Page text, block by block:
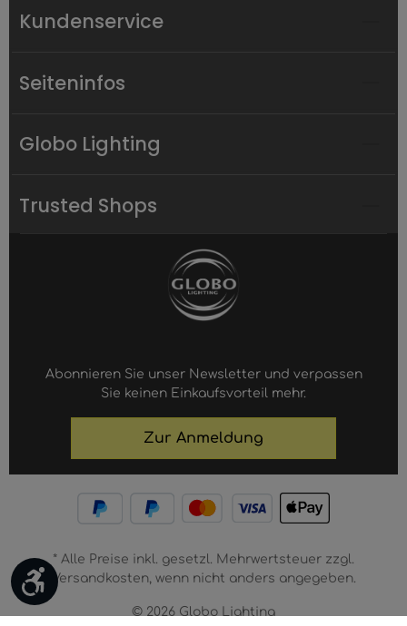
Kundenservice
Seiteninfos
Globo Lighting
Trusted Shops
Abonnieren Sie unser Newsletter und verpassen
Sie keinen Einkaufsvorteil mehr.
Zur Anmeldung
© 2026 Globo Lighting
* Alle Preise inkl. gesetzl. Mehrwertsteuer zzgl.
Versandkosten, wenn nicht anders angegeben.
Werkzeugleiste anzeigen